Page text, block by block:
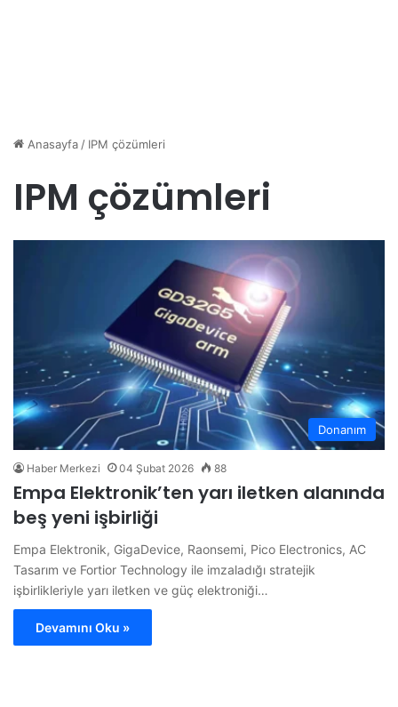
Anasayfa/ IPM çözümleri
IPM çözümleri
Donanım
Haber Merkezi 04 Şubat 2026 88
Empa Elektronik’ten yarı iletken alanında
beş yeni işbirliği
Empa Elektronik, GigaDevice, Raonsemi, Pico Electronics, AC
Tasarım ve Fortior Technology ile imzaladığı stratejik
işbirlikleriyle yarı iletken ve güç elektroniği…
Devamını Oku »